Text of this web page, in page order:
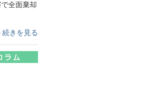
全面棄却
続きを見る